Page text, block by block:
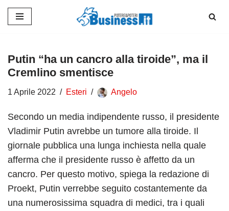
contenuto
Putin “ha un cancro alla tiroide”, ma il
Cremlino smentisce
1 Aprile 2022 Esteri Angelo
Secondo un media indipendente russo, il presidente
Vladimir Putin avrebbe un tumore alla tiroide. Il
giornale pubblica una lunga inchiesta nella quale
afferma che il presidente russo è affetto da un
cancro. Per questo motivo, spiega la redazione di
Proekt, Putin verrebbe seguito costantemente da
una numerosissima squadra di medici, tra i quali